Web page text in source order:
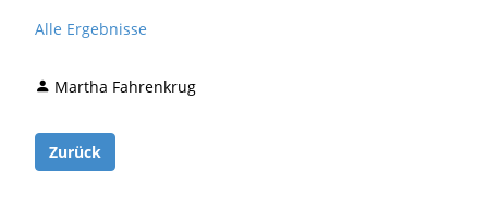
Alle Ergebnisse
Martha Fahrenkrug
Zurück